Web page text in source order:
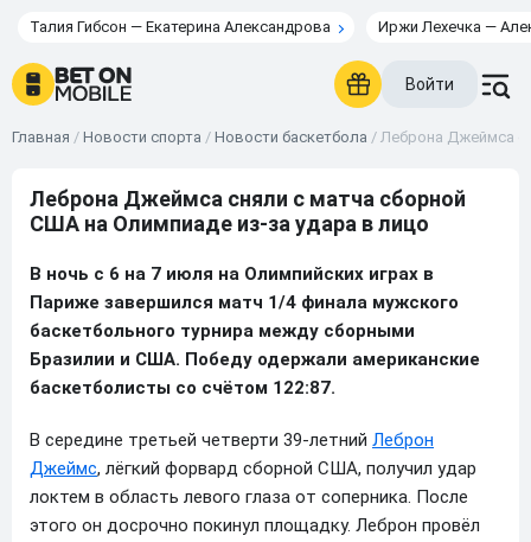
Талия Гибсон — Екатерина Александрова Иржи Лехечка —
Войти
Главная / Новости спорта / Новости баскетбола / Леброна Джеймса
Леброна Джеймса сняли с матча сборной
США на Олимпиаде из-за удара в лицо
В ночь с 6 на 7 июля на Олимпийских играх в
Париже завершился матч 1/4 финала мужского
баскетбольного турнира между сборными
Бразилии и США. Победу одержали американские
баскетболисты со счётом 122:87.
В середине третьей четверти 39-летний Леброн
Джеймс, лёгкий форвард сборной США, получил удар
локтем в область левого глаза от соперника. После
этого он досрочно покинул площадку. Леброн провёл